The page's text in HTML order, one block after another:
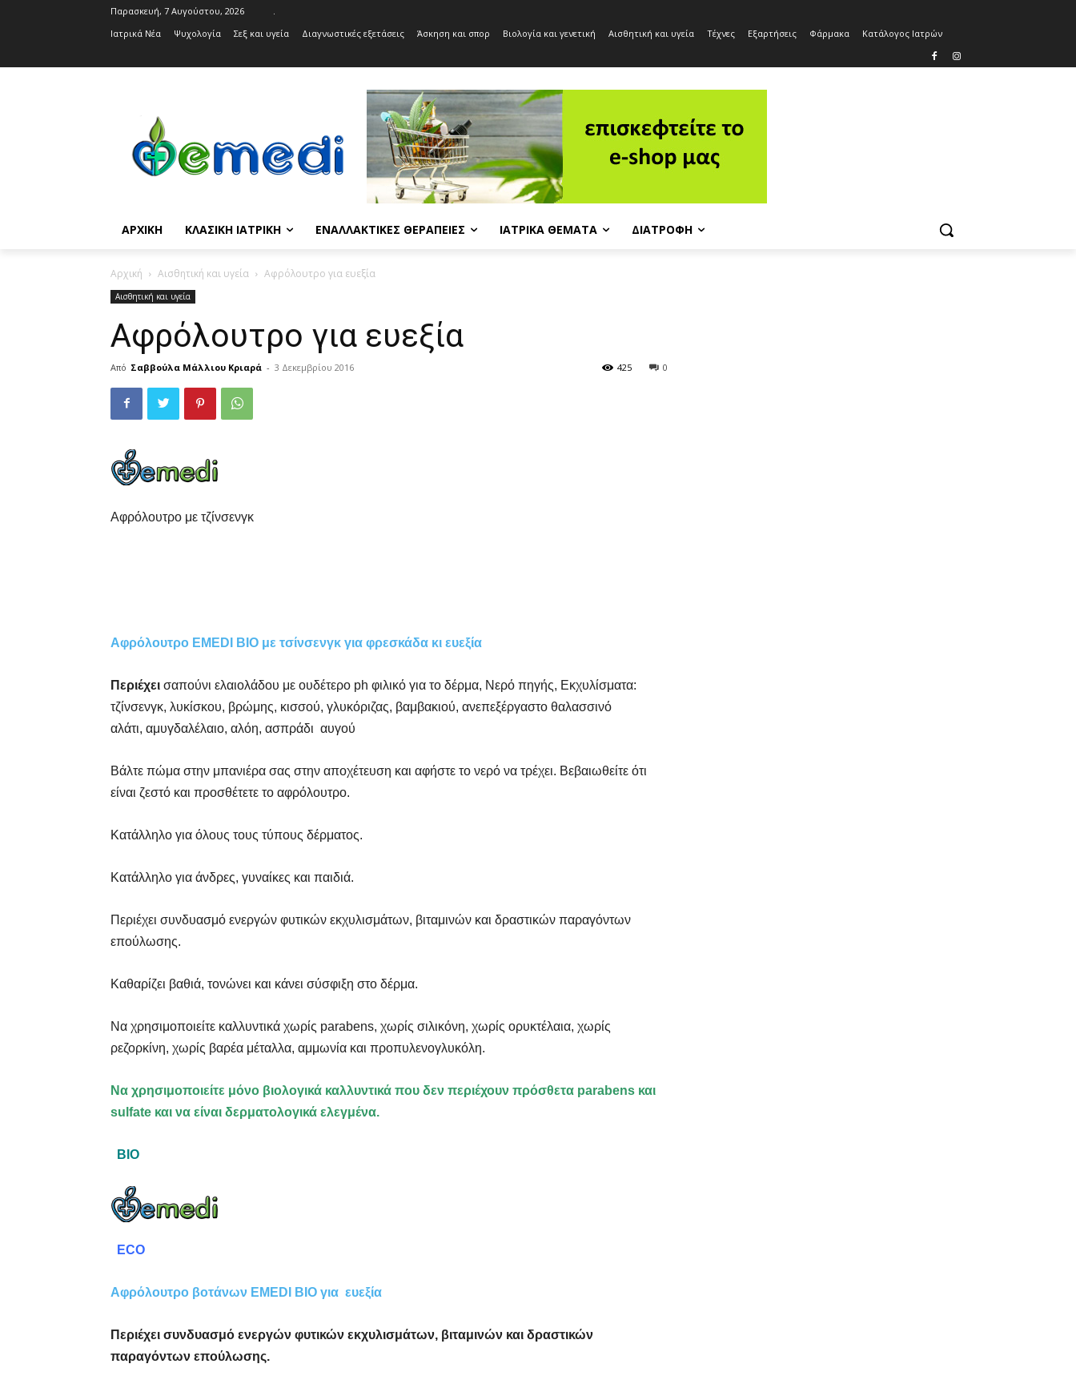
Παρασκευή, 7 Αυγούστου, 2026
.
Ιατρικά Νέα
Ψυχολογία Σεξ και υγεία Διαγνωστικές εξετάσεις Άσκηση και σπορ Βιολογία και γενετική Αισθητική και υγεία Τέχνες Εξαρτήσεις Φάρμακα Κατάλογος Ιατρών
ΑΡΧΙΚΉ ΚΛΑΣΙΚΉ ΙΑΤΡΙΚΉ ΕΝΑΛΛΑΚΤΙΚΈΣ ΘΕΡΑΠΕΊΕΣ ΙΑΤΡΙΚΆ ΘΈΜΑΤΑ ΔΙΑΤΡΟΦΉ
Αρχική Αισθητική και υγεία Αφρόλουτρο για ευεξία
Αισθητική και υγεία
Αφρόλουτρο για ευεξία
Από Σαββούλα Μάλλιου Κριαρά - 3 Δεκεμβρίου 2016 0
425
Αφρόλουτρο με τζίνσενγκ
Αφρόλουτρο EMEDI BIO με τσίνσενγκ για φρεσκάδα κι ευεξία
Περιέχει σαπούνι ελαιολάδου με ουδέτερο ph φιλικό για το δέρμα, Νερό πηγής, Εκχυλίσματα:
τζίνσενγκ, λυκίσκου, βρώμης, κισσού, γλυκόριζας, βαμβακιού, ανεπεξέργαστο θαλασσινό
αλάτι, αμυγδαλέλαιο, αλόη, ασπράδι αυγού
Βάλτε πώμα στην μπανιέρα σας στην αποχέτευση και αφήστε το νερό να τρέχει. Βεβαιωθείτε ότι
είναι ζεστό και προσθέτετε το αφρόλουτρο.
Κατάλληλο για όλους τους τύπους δέρματος.
Κατάλληλο για άνδρες, γυναίκες και παιδιά.
Περιέχει συνδυασμό ενεργών φυτικών εκχυλισμάτων, βιταμινών και δραστικών παραγόντων
επούλωσης.
Καθαρίζει βαθιά, τονώνει και κάνει σύσφιξη στο δέρμα.
Να χρησιμοποιείτε καλλυντικά χωρίς parabens, χωρίς σιλικόνη, χωρίς ορυκτέλαια, χωρίς
ρεζορκίνη, χωρίς βαρέα μέταλλα, αμμωνία και προπυλενογλυκόλη.
Να χρησιμοποιείτε μόνο βιολογικά καλλυντικά που δεν περιέχουν πρόσθετα parabens και
sulfate και να είναι δερματολογικά ελεγμένα.
BIO
ECO
Αφρόλουτρο βοτάνων EMEDI BIO για ευεξία
Περιέχει συνδυασμό ενεργών φυτικών εκχυλισμάτων, βιταμινών και δραστικών
παραγόντων επούλωσης.